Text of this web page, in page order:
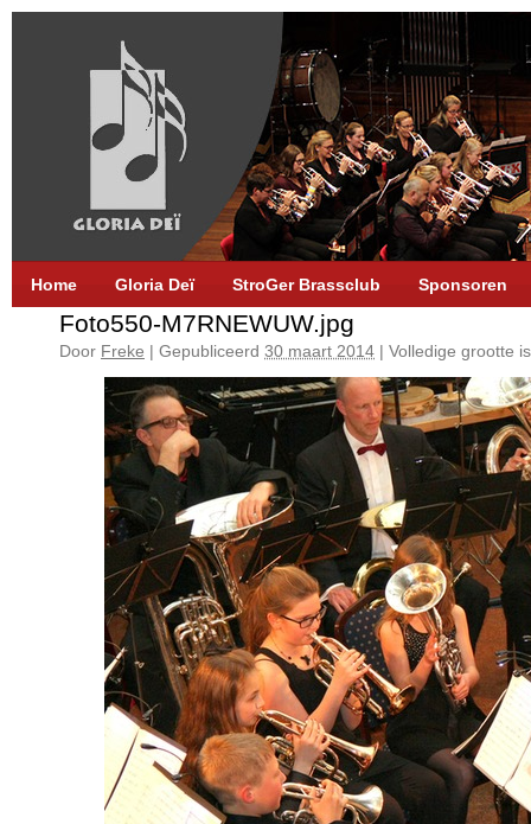
Home Gloria Deï StroGer Brassclub Sponsoren
Foto550-M7RNEWUW.jpg
Door Freke | Gepubliceerd 30 maart 2014 | Volledige grootte